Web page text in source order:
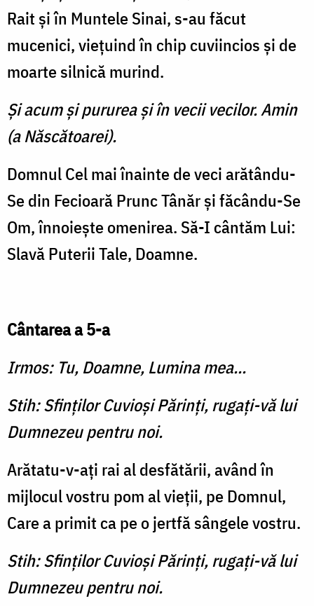
Rait şi în Muntele Sinai, s-au făcut
mucenici, vieţuind în chip cuviincios şi de
moarte silnică murind.
Şi acum şi pururea şi în vecii vecilor. Amin
(a Născătoarei).
Domnul Cel mai înainte de veci arătându-
Se din Fecioară Prunc Tânăr şi făcându-Se
Om, înnoieşte omenirea. Să-I cântăm Lui:
Slavă Puterii Tale, Doamne.
Cântarea a 5-a
Irmos: Tu, Doamne, Lumina mea...
Stih: Sfinţilor Cuvioşi Părinţi, rugaţi-vă lui
Dumnezeu pentru noi.
Arătatu-v-aţi rai al desfătării, având în
mijlocul vostru pom al vieţii, pe Domnul,
Care a primit ca pe o jertfă sângele vostru.
Stih: Sfinţilor Cuvioşi Părinţi, rugaţi-vă lui
Dumnezeu pentru noi.